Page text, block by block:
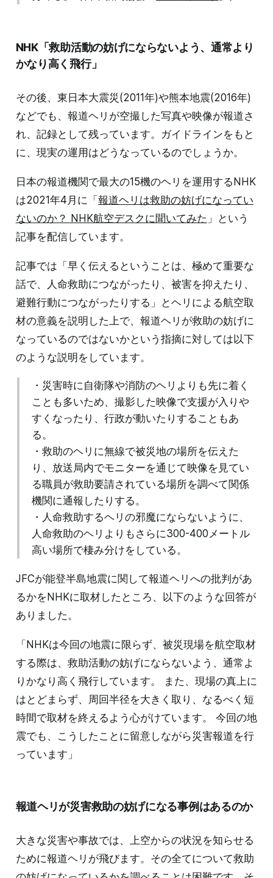
NHK「救助活動の妨げにならないよう、通常より
かなり高く飛行」
その後、東日本大震災(2011年)や熊本地震(2016年)
などでも、報道ヘリが空撮した写真や映像が報道さ
れ、記録として残っています。ガイドラインをもと
に、現実の運用はどうなっているのでしょうか。
日本の報道機関で最大の15機のヘリを運用するNHK
は2021年4月に「報道ヘリは救助の妨げになってい
ないのか？ NHK航空デスクに聞いてみた 」という
記事を配信しています。
記事では「早く伝えるということは、極めて重要な
話で、人命救助につながったり、被害を抑えたり、
避難行動につながったりする」とヘリによる航空取
材の意義を説明した上で、報道ヘリが救助の妨げに
なっているのではないかという指摘に対しては以下
のような説明をしています。
・災害時に自衛隊や消防のヘリよりも先に着く
ことも多いため、撮影した映像で支援が入りや
すくなったり、行政が動いたりすることもあ
る。
・救助のヘリに無線で被災地の場所を伝えた
り、放送局内でモニターを通じて映像を見てい
る職員が救助要請されている場所を調べて関係
機関に通報したりする。
・人命救助するヘリの邪魔にならないように、
人命救助のヘリよりもさらに300-400メートル
高い場所で棲み分けをしている。
JFCが能登半島地震に関して報道ヘリへの批判があ
るかをNHKに取材したところ、以下のような回答が
ありました。
「NHKは今回の地震に限らず、被災現場を航空取材
する際は、救助活動の妨げにならないよう、通常よ
りかなり高く飛行しています。 また、現場の真上に
はとどまらず、周回半径を大きく取り、なるべく短
時間で取材を終えるよう心がけています。 今回の地
震でも、こうしたことに留意しながら災害報道を行
っています」
報道ヘリが災害救助の妨げになる事例はあるのか
大きな災害や事故では、上空からの状況を知らせる
ために報道ヘリが飛びます。その全てについて救助